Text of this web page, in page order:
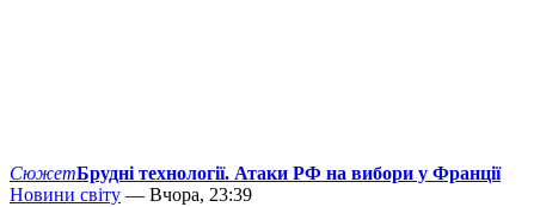
СюжетБрудні технології. Атаки РФ на вибори у Франції
Новини світу — Вчора, 23:39